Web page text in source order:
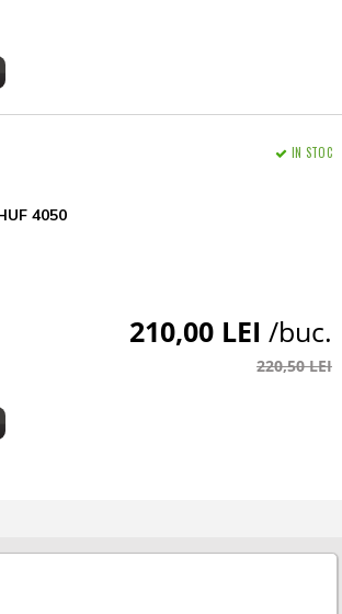
4050
IN STOC
210,00 LEI /buc.
220,50 LEI